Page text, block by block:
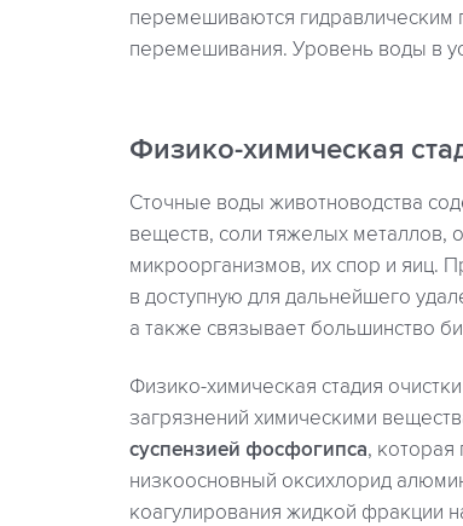
перемешиваются
перемешивания. Уровень воды в
Физико-химическая
Сточные воды животноводства
веществ, соли тяжелых металлов,
микроорганизмов, их спор и яиц.
в доступную для дальнейшего
а также связывает большинство
Физико-химическая стадия
загрязнений химическими
суспензией фосфогипса, которая
низкоосновный оксихлорид
коагулирования жидкой фракции